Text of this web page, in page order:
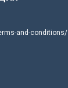
and-conditions/